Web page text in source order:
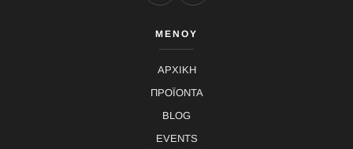
ΜΕΝΟΥ
ΑΡΧΙΚΗ
ΠΡΟΪΟΝΤΑ
BLOG
EVENTS